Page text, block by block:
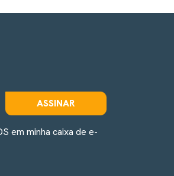
ASSINAR
em minha caixa de e-